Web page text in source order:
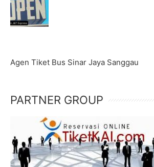
Agen Tiket Bus Sinar Jaya Sanggau
PARTNER GROUP